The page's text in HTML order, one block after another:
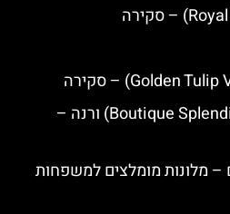
מלון ספלנדיד (Boutique Splendid Hotel) ורנה –
– מלונות מומלצים למשפחות